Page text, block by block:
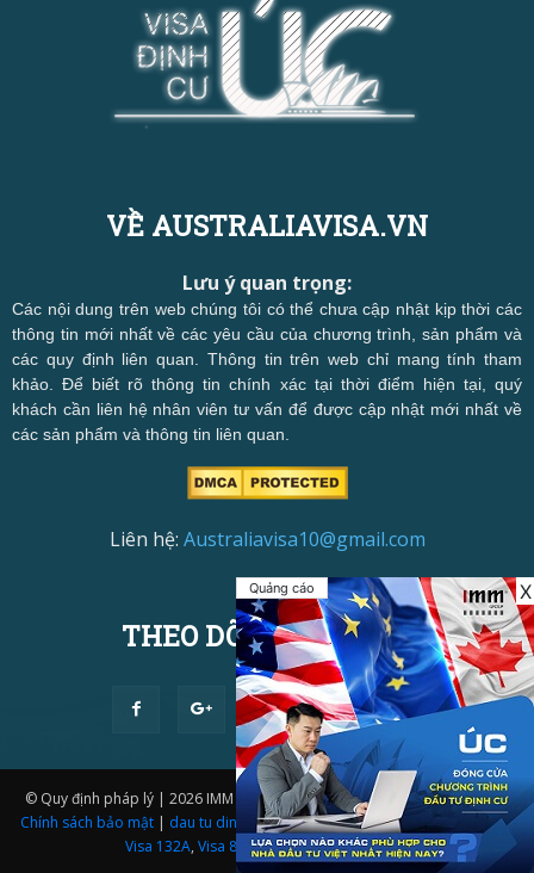
Quảng cáo X
VỀ AUSTRALIAVISA.VN
Lưu ý quan trọng:
Các nội dung trên web chúng tôi có thể chưa cập nhật kịp thời các
thông tin mới nhất về các yêu cầu của chương trình, sản phẩm và
các quy định liên quan. Thông tin trên web chỉ mang tính tham
khảo. Để biết rõ thông tin chính xác tại thời điểm hiện tại, quý
khách cần liên hệ nhân viên tư vấn để được cập nhật mới nhất về
các sản phẩm và thông tin liên quan.
Liên hệ: Australiavisa10@gmail.com
THEO DÕI CHÚNG TÔI
© Quy định pháp lý | 2026 IMM Group | Thiết kế website bởiIMM BDA.|
Chính sách bảo mật | dau tu dinh cu uc|Visa 188A,Visa 188B,Visa 188C,
Visa 132A, Visa 888A,Visa 888B,Visa 888C